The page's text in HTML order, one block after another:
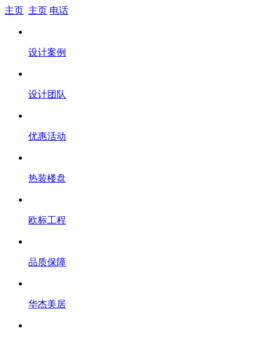
主页 主页 电话
设计案例
设计团队
优惠活动
热装楼盘
欧标工程
品质保障
华杰美居